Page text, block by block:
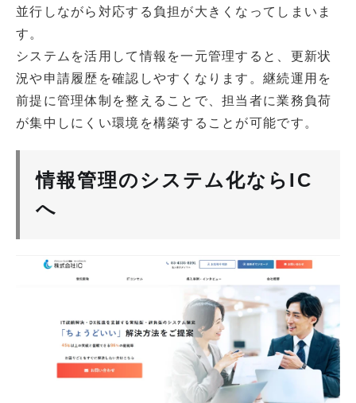
並行しながら対応する負担が大きくなってしまいま
す。
システムを活用して情報を一元管理すると、更新状
況や申請履歴を確認しやすくなります。継続運用を
前提に管理体制を整えることで、担当者に業務負荷
が集中しにくい環境を構築することが可能です。
情報管理のシステム化ならIC
へ